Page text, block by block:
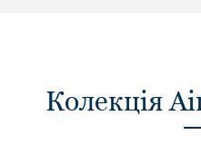
Колекція